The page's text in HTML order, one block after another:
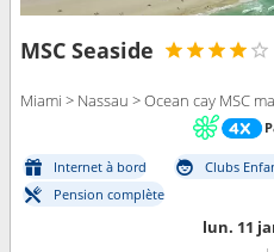
MSC Seaside
Miami > Nassau > Ocean cay MSC
Internet à bord Clubs
Pension complète
lun. 11